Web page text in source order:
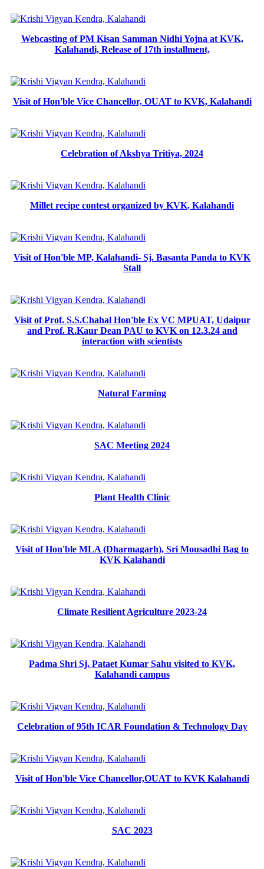
Webcasting of PM Kisan Samman Nidhi Yojna at KVK,
Kalahandi, Release of 17th installment,
Visit of Hon'ble Vice Chancellor, OUAT to KVK, Kalahandi
Celebration of Akshya Tritiya, 2024
Millet recipe contest organized by KVK, Kalahandi
Visit of Hon'ble MP, Kalahandi- Sj. Basanta Panda to KVK
Stall
Visit of Prof. S.S.Chahal Hon'ble Ex VC MPUAT, Udaipur
and Prof. R.Kaur Dean PAU to KVK on 12.3.24 and
interaction with scientists
Natural Farming
SAC Meeting 2024
Plant Health Clinic
Visit of Hon'ble MLA (Dharmagarh), Sri Mousadhi Bag to
KVK Kalahandi
Climate Resilient Agriculture 2023-24
Padma Shri Sj. Pataet Kumar Sahu visited to KVK,
Kalahandi campus
Celebration of 95th ICAR Foundation & Technology Day
Visit of Hon'ble Vice Chancellor,OUAT to KVK Kalahandi
SAC 2023